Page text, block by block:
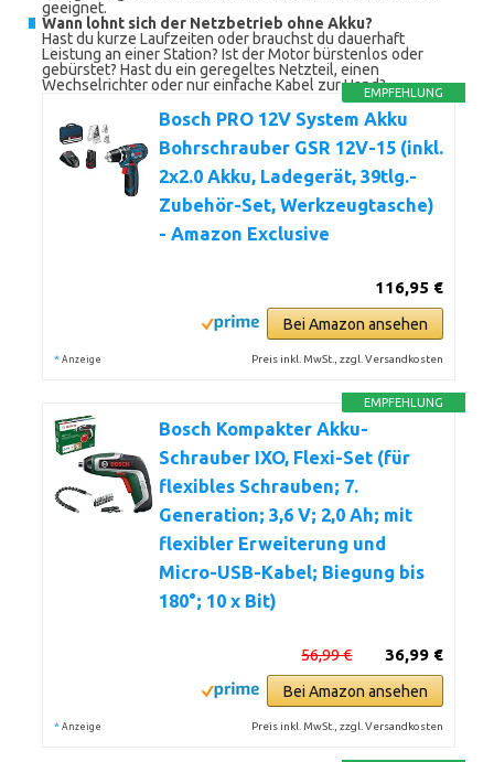
geeignet.
Wann lohnt sich der Netzbetrieb ohne Akku?
Hast du kurze Laufzeiten oder brauchst du dauerhaft
Leistung an einer Station? Ist der Motor bürstenlos oder
gebürstet? Hast du ein geregeltes Netzteil, einen
Wechselrichter oder nur einfache Kabel zur Hand?EMPFEHLUNG
Bosch PRO 12V System Akku
Bohrschrauber GSR 12V-15 (inkl.
2x2.0 Akku, Ladegerät, 39tlg.-
Zubehör-Set, Werkzeugtasche)
- Amazon Exclusive
116,95 €
Bei Amazon ansehen
* Anzeige Preis inkl. MwSt., zzgl. Versandkosten
EMPFEHLUNG
Bosch Kompakter Akku-
Schrauber IXO, Flexi-Set (für
flexibles Schrauben; 7.
Generation; 3,6 V; 2,0 Ah; mit
flexibler Erweiterung und
Micro-USB-Kabel; Biegung bis
180°; 10 x Bit)
36,99 €
56,99 €
Bei Amazon ansehen
* Anzeige Preis inkl. MwSt., zzgl. Versandkosten